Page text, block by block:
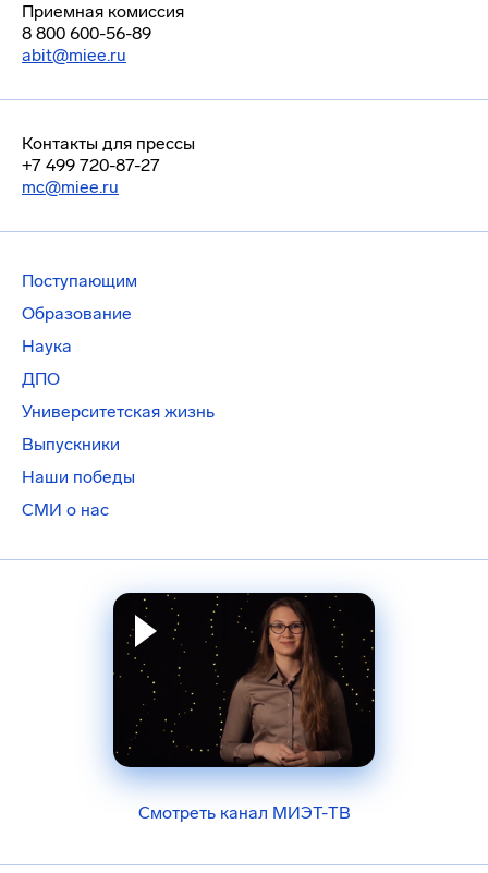
Приемная комиссия
8 800 600-56-89
abit@miee.ru
Контакты для прессы
+7 499 720-87-27
mc@miee.ru
Поступающим
Образование
Наука
ДПО
Университетская жизнь
Выпускники
Наши победы
СМИ о нас
Смотреть канал МИЭТ-ТВ